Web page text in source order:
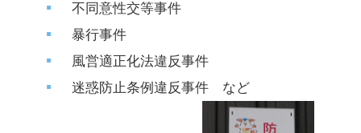
不同意性交等事件
暴行事件
風営適正化法違反事件
迷惑防止条例違反事件 など